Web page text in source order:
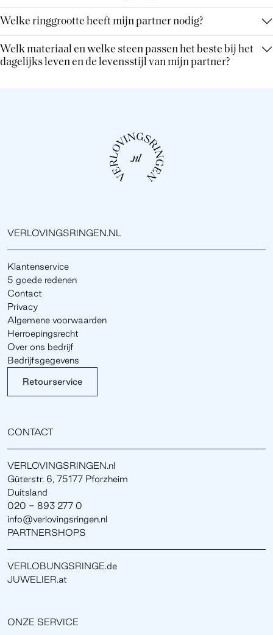
Welke ringgrootte heeft mijn partner nodig?
Welk materiaal en welke steen passen het beste bij het
dagelijks leven en de levensstijl van mijn partner?
VERLOVINGSRINGEN.NL
Klantenservice
5 goede redenen
Contact
Privacy
Algemene voorwaarden
Herroepingsrecht
Over ons bedrijf
Bedrijfsgegevens
Retourservice
CONTACT
VERLOVINGSRINGEN.nl
Güterstr. 6, 75177 Pforzheim
Duitsland
020 - 893 277 0
info@verlovingsringen.nl
PARTNERSHOPS
VERLOBUNGSRINGE.de
JUWELIER.at
ONZE SERVICE